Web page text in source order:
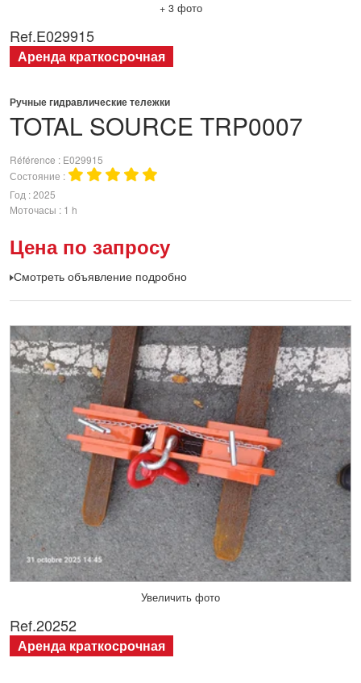
+ 3 фото
TOTAL SOURCE TRP0007
Ручные гидравлические тележки
Référence
E029915
Состояние
Год 2025
Моточасы
1 h
Цена по запросу
Смотреть объявление подробно
Ref.E029915
Аренда краткосрочная
Увеличить фото
Ref.20252
Аренда краткосрочная